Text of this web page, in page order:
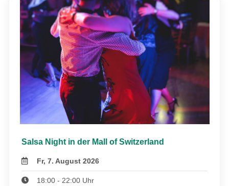
Salsa Night in der Mall of Switzerland
Fr, 7. August 2026
18:00 - 22:00 Uhr